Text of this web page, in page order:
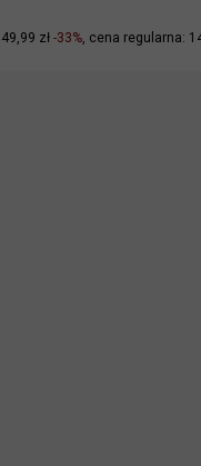
zł -33% cena regularna: